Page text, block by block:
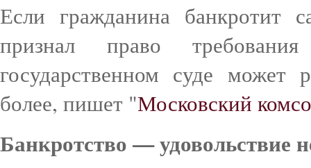
Если гражданина
признал право
государственном суде может
более, пишет "Московский
Банкротство — удовольствие